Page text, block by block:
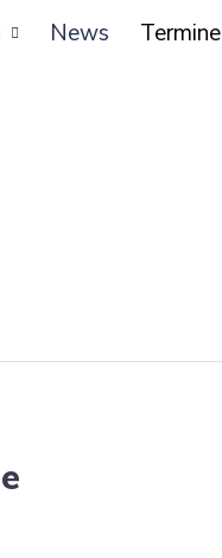
News Termine